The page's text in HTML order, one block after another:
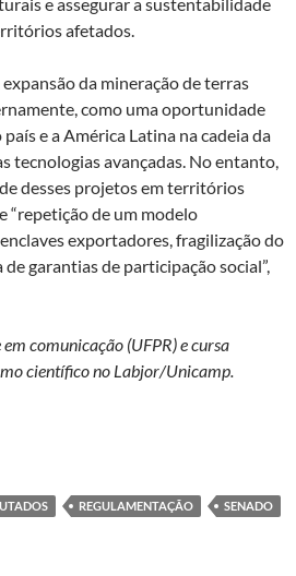
afetados.
da mineração de terras
como uma oportunidade
e a América Latina na cadeia da
tecnologias avançadas. No entanto,
desses projetos em territórios
“repetição de um modelo
exportadores, fragilização do
garantias de participação social”,
em comunicação (UFPR) e cursa
científico no Labjor/Unicamp.
REGULAMENTAÇÃO
SENADO